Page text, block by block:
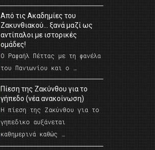
Από τις Ακαδημίες του
Ζακυνθιακού… ξανά μαζί ως
αντίπαλοι με ιστορικές
ομάδες!
Ο Ραφαήλ Πέττας με τη φανέλα
του Πανιωνίου και ο …
Πίεση της Ζακύνθου για το
γήπεδο (νέα ανακοίνωση)
Η πίεση της Ζακύνθου για το
γηπεδικο αυξάνεται
καθημερινά καθώς …